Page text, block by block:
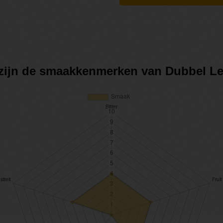
de smaakkenmerken van Dubbel